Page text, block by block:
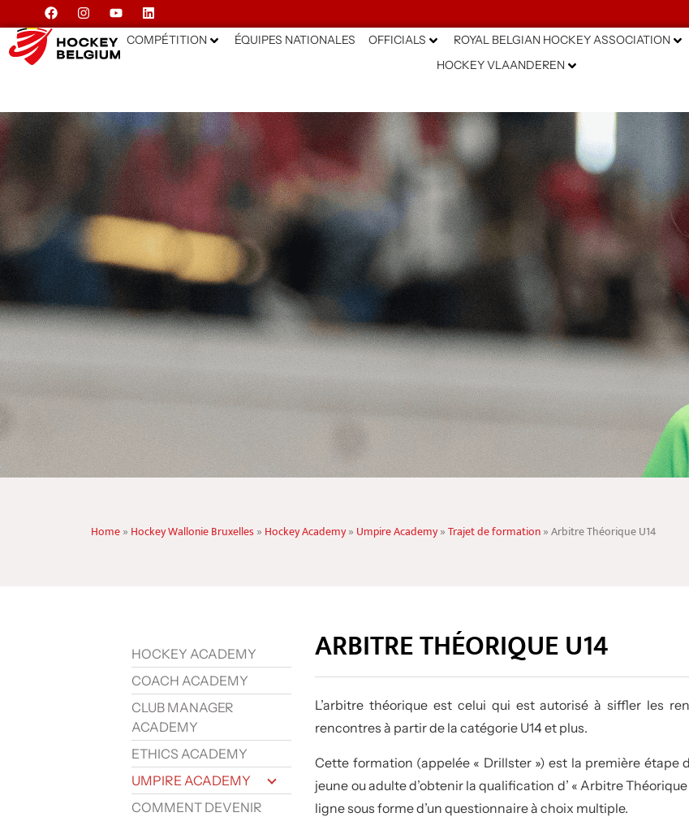
COMPÉTITION ÉQUIPES NATIONALES OFFICIALS ROYAL BELGIAN HOCKEY ASSOCIATION
HOCKEY VLAANDEREN
Home» Hockey Wallonie Bruxelles» Hockey Academy» Umpire Academy»Trajet de formation»Arbitre Théorique U14
HOCKEY ACADEMY
COACH ACADEMY
CLUB MANAGER
ACADEMY
ETHICS ACADEMY
UMPIRE ACADEMY
COMMENT DEVENIR
ARBITRE THÉORIQUE U14
L’arbitre théorique est celui qui est autorisé à siffler les
rencontres à partir de la catégorie U14 et plus.
Cette formation (appelée « Drillster ») est la première étape
jeune ou adulte d’obtenir la qualification d’ « Arbitre
ligne sous forme d’un questionnaire à choix multiple.